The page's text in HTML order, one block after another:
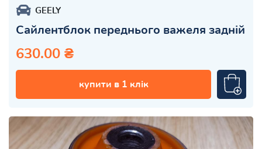
GEELY
Сайлентблок переднього важеля задній
630.00 ₴
купити в 1 клік